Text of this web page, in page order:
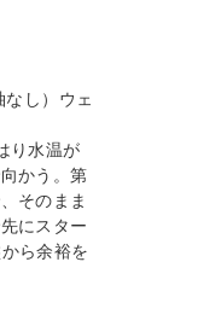
し）ウェ
り水温が
かう。第
そのまま
にスター
ら余裕を